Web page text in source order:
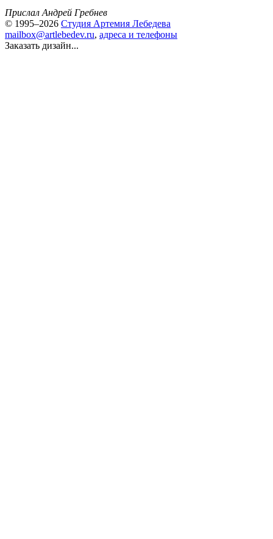
Прислал Андрей Гребнев
© 1995–2026 Студия Артемия Лебедева
mailbox@artlebedev.ru, адреса и телефоны
Заказать дизайн...